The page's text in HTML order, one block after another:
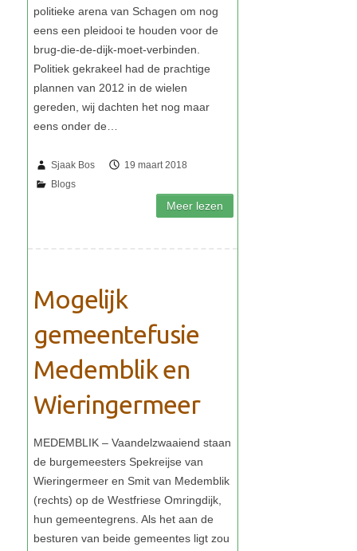
Sjaak Bos 19 maart 2018
Mogelijk
gemeentefusie
Medemblik en
Wieringermeer